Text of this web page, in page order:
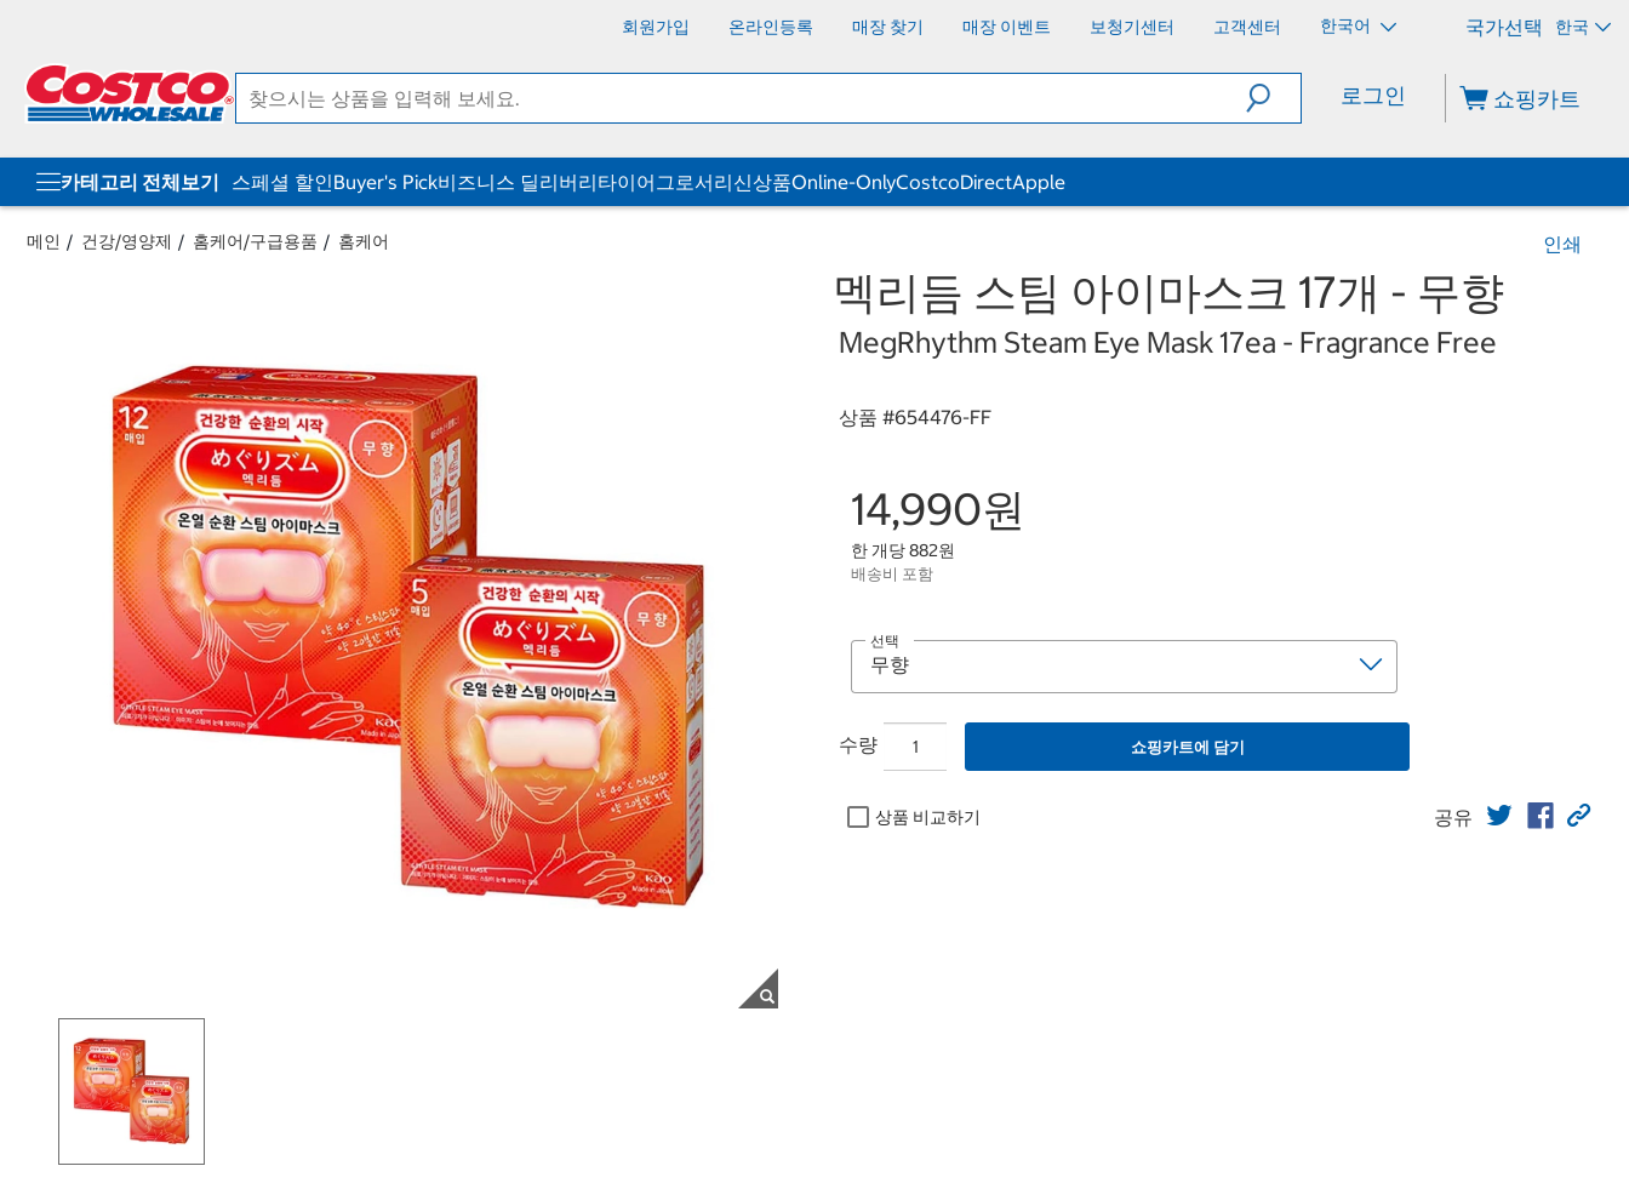
회원가입 온라인등록 매장 찾기 매장 이벤트 보청기센터 고객센터 한국어 한국
로그인 쇼핑카트
카테고리 전체보기 스페셜 할인Buyer's Pick비즈니스 딜리버리타이어그로서리신상품Online-OnlyCostcoDirectApple
메인 건강/영양제 홈케어/구급용품 홈케어 인쇄
멕리듬 스팀 아이마스크 17개 - 무향
MegRhythm Steam Eye Mask 17ea - Fragrance Free
상품 #654476-FF
14,990원
한 개당 882원
배송비 포함
선택
수량 쇼핑카트에 담기
상품 비교하기 공유